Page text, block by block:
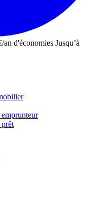
an d'économies Jusqu’à
prêt